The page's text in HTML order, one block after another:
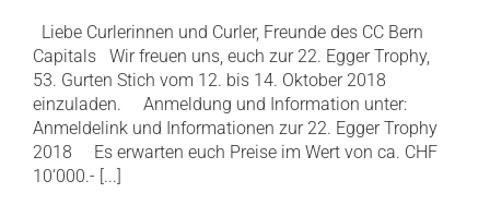
Liebe Curlerinnen und Curler, Freunde des CC Bern
Capitals Wir freuen uns, euch zur 22. Egger Trophy,
53. Gurten Stich vom 12. bis 14. Oktober 2018
einzuladen. Anmeldung und Information unter:
Anmeldelink und Informationen zur 22. Egger Trophy
2018 Es erwarten euch Preise im Wert von ca. CHF
10‘000.- [...]